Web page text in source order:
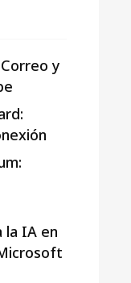
y
la IA en